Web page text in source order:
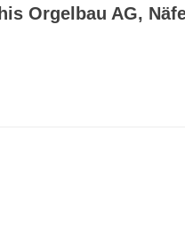
Orgelbau AG,